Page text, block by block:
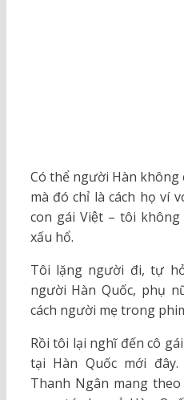
Có thể người Hàn
mà đó chỉ là cách họ ví
con gái Việt – tôi
xấu hổ.
Tôi lặng người đi, tự
người Hàn Quốc, phụ
cách người mẹ trong
Rồi tôi lại nghĩ đến cô
tại Hàn Quốc mới
Thanh Ngân mang